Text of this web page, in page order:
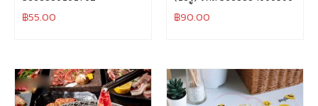
฿55.00 ฿90.00